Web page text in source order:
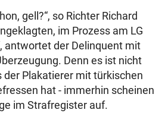
gell?“, so Richter Richard
im Prozess am LG
antwortet der Delinquent mit
Denn es ist nicht
der Plakatierer mit türkischen
hat - immerhin scheinen
im Strafregister auf.